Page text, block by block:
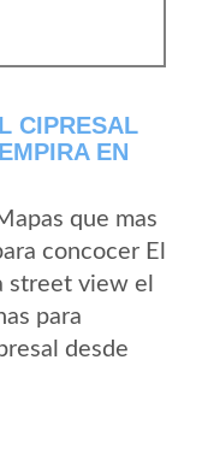
CIPRESAL
EN
que mas
concocer El
street view el
para
desde